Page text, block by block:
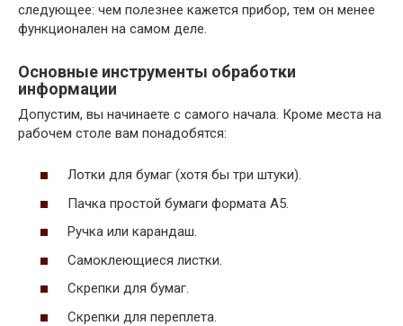
следующее: чем полезнее кажется прибор, тем он менее
функционален на самом деле.
Основные инструменты обработки
информации
Допустим, вы начинаете с самого начала. Кроме места на
рабочем столе вам понадобятся:
Лотки для бумаг (хотя бы три штуки).
Пачка простой бумаги формата А5.
Ручка или карандаш.
Самоклеющиеся листки.
Скрепки для бумаг.
Скрепки для переплета.